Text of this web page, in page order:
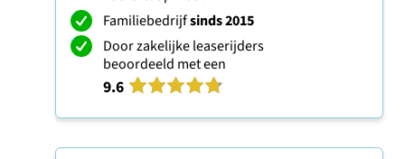
Familiebedrijfsinds 2015
Door zakelijke leaserijders
beoordeeld met een
9.6